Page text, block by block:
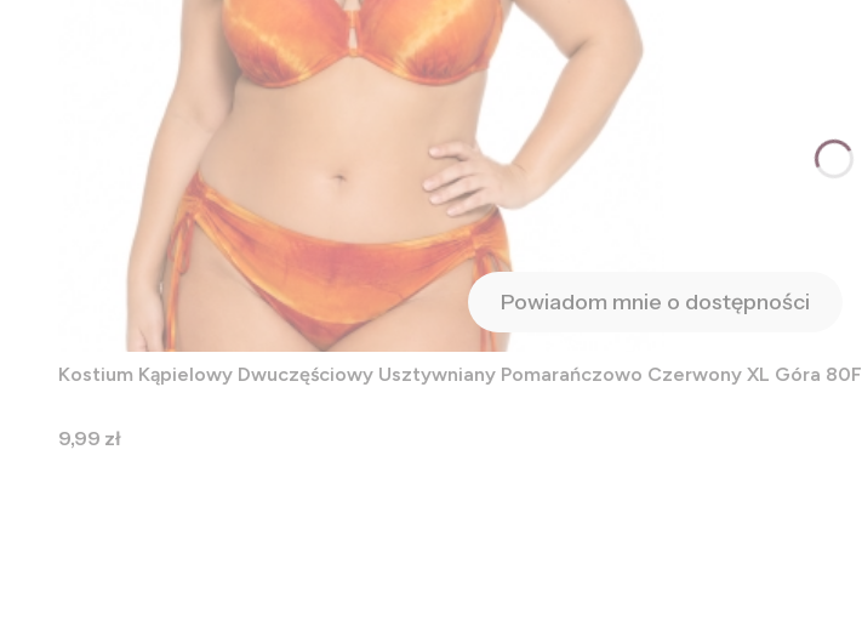
Powiadom mnie o dostępności
Kostium Kąpielowy Dwuczęściowy Usztywniany Pomarańczowo Czerwony XL Góra 80F
Cena
9,99 zł